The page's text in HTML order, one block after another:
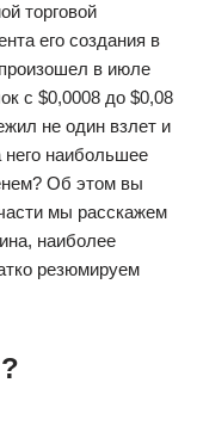
торговой
его создания в
в июле
с $0,0008 до $0,08
не один взлет и
него наибольшее
Об этом вы
мы расскажем
наиболее
резюмируем